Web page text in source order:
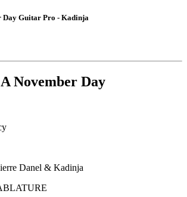
Day Guitar Pro - Kadinja
A November Day
Danel & Kadinja